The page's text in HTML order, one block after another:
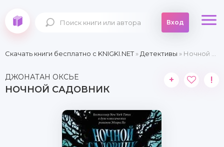
Вход
Скачать книги бесплатно c KNIGKI.NET» Детективы » Ночной садовник
ДЖОНАТАН ОКСЬЕ
НОЧНОЙ САДОВНИК
+ !